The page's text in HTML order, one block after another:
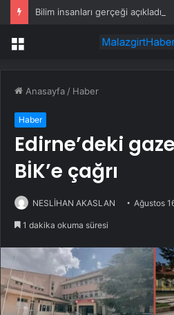
Menü
Anasayfa / Haber
Haber
Edirne’deki
BİK’e çağrı
NESLİHAN AKASLAN Ağustos
1 dakika okuma süresi